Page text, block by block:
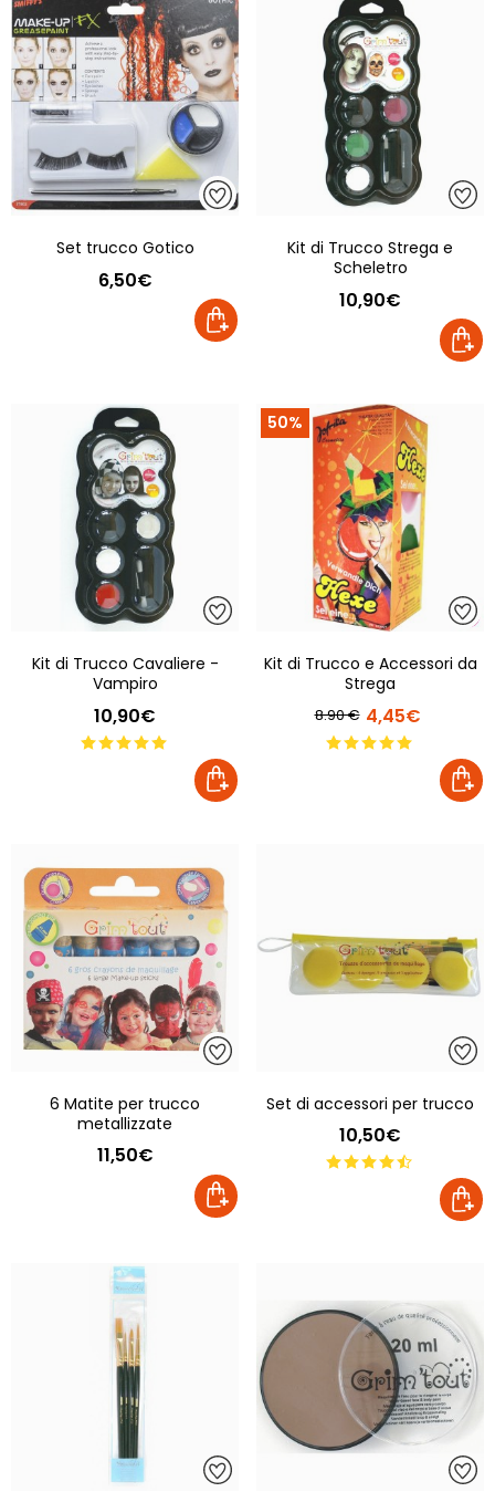
Set trucco Gotico
6,50€
Kit di Trucco Strega e
Scheletro
10,90€
Kit di Trucco Cavaliere -
Vampiro
10,90€
50%
Kit di Trucco e Accessori da
Strega
8.90 € 4,45€
6 Matite per trucco
metallizzate
11,50€
Set di accessori per trucco
10,50€